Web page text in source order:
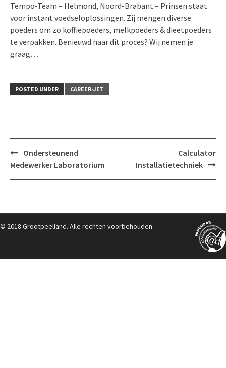
Tempo-Team – Helmond, Noord-Brabant – Prinsen staat
voor instant voedseloplossingen. Zij mengen diverse
poeders om zo koffiepoeders, melkpoeders & dieetpoeders
te verpakken. Benieuwd naar dit proces? Wij nemen je
graag…
POSTED UNDER CAREER-JET
Post
navigation
Ondersteunend
Medewerker Laboratorium
Calculator
Installatietechniek
© 2018 Grootpeelland. Alle rechten voorbehouden.